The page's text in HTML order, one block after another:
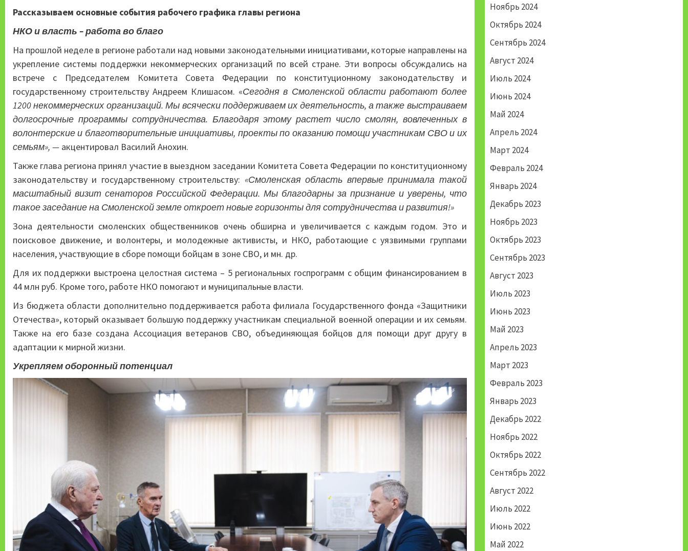
Рассказываем основные события рабочего графика главы региона
НКО и власть – работа во благо
На прошлой неделе в регионе работали над новыми законодательными инициативами, которые направлены на
укрепление системы поддержки некоммерческих организаций по всей стране. Эти вопросы обсуждались на
встрече с Председателем Комитета Совета Федерации по конституционному законодательству и
государственному строительству Андреем Клишасом. «Сегодня в Смоленской области работают более
1200 некоммерческих организаций. Мы всячески поддерживаем их деятельность, а также выстраиваем
долгосрочные программы сотрудничества. Благодаря этому растет число смолян, вовлеченных в
волонтерские и благотворительные инициативы, проекты по оказанию помощи участникам СВО и их
семьям», — акцентировал Василий Анохин.
Также глава региона принял участие в выездном заседании Комитета Совета Федерации по конституционному
законодательству и государственному строительству: «Смоленская область впервые принимала такой
масштабный визит сенаторов Российской Федерации. Мы благодарны за признание и уверены, что
такое заседание на Смоленской земле откроет новые горизонты для сотрудничества и развития!»
Зона деятельности смоленских общественников очень обширна и увеличивается с каждым годом. Это и
поисковое движение, и волонтеры, и молодежные активисты, и НКО, работающие с уязвимыми группами
населения, участвующие в сборе помощи бойцам в зоне СВО, и мн. др.
Для их поддержки выстроена целостная система – 5 региональных госпрограмм с общим финансированием в
44 млн руб. Кроме того, работе НКО помогают и муниципальные власти.
Из бюджета области дополнительно поддерживается работа филиала Государственного фонда «Защитники
Отечества», который оказывает большую поддержку участникам специальной военной операции и их семьям.
Также на его базе создана Ассоциация ветеранов СВО, объединяющая бойцов для помощи друг другу в
адаптации к мирной жизни.
Укрепляем оборонный потенциал
Ноябрь 2024
Октябрь 2024
Сентябрь 2024
Август 2024
Июль 2024
Июнь 2024
Май 2024
Апрель 2024
Март 2024
Февраль 2024
Январь 2024
Декабрь 2023
Ноябрь 2023
Октябрь 2023
Сентябрь 2023
Август 2023
Июль 2023
Июнь 2023
Май 2023
Апрель 2023
Март 2023
Февраль 2023
Январь 2023
Декабрь 2022
Ноябрь 2022
Октябрь 2022
Сентябрь 2022
Август 2022
Июль 2022
Июнь 2022
Май 2022